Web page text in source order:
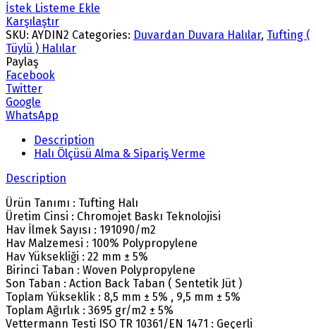
İstek Listeme Ekle
Karşılaştır
SKU: AYDIN2 Categories: Duvardan Duvara Halılar, Tufting (
Tüylü ) Halılar
Paylaş
Facebook
Twitter
Google
WhatsApp
Description
Halı Ölçüsü Alma & Sipariş Verme
Description
Ürün Tanımı : Tufting Halı
Üretim Cinsi : Chromojet Baskı Teknolojisi
Hav İlmek Sayısı : 191090/m2
Hav Malzemesi : 100% Polypropylene
Hav Yüksekliği : 22 mm ± 5%
Birinci Taban : Woven Polypropylene
Son Taban : Action Back Taban ( Sentetik Jüt )
Toplam Yükseklik : 8,5 mm ± 5% , 9,5 mm ± 5%
Toplam Ağırlık : 3695 gr/m2 ± 5%
Vettermann Testi ISO TR 10361/EN 1471 : Geçerli